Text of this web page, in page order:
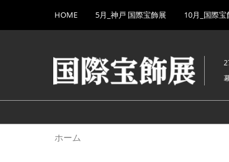
キ
し
て
to
HOME 5月_神戸 国際宝飾展 10月_国際宝
ホーム